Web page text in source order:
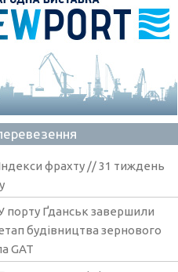
фрахту // 31 тиждень
порту Ґданськ завершили
будівництва зернового
GAT